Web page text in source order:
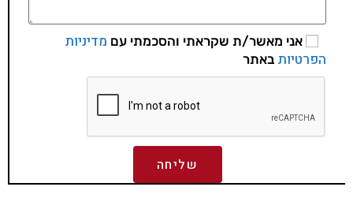
אני מאשר/ת שקראתי והסכמתי עם מדיניות
הפרטיות באתר
שליחה